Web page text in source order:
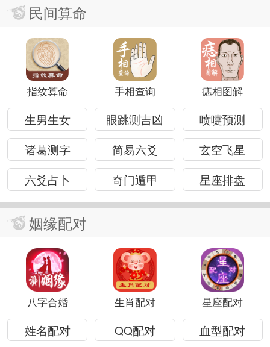
民间算命
指纹算命 手相查询 痣相图解
生男生女 眼跳测吉凶
喷嚏预测
诸葛测字
简易六爻
玄空飞星
六爻占卜
奇门遁甲 星座排盘
姻缘配对
八字合婚 生肖配对 星座配对
姓名配对 QQ配对
血型配对